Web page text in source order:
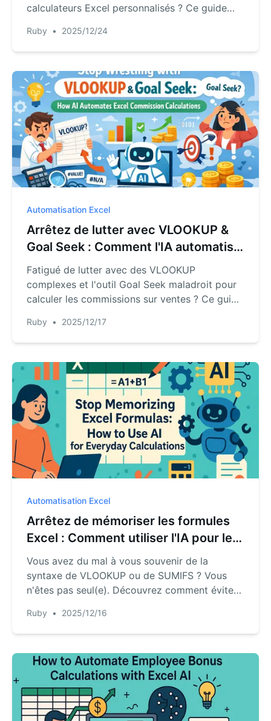
calculateurs Excel personnalisés ? Ce guide
créer un calculateur de prime d'assurance, puis
révèle une méthode beaucoup plus rapide et
RowSpeak. Arrêtez de vous battre avec les
formules et commencez à obtenir des
réponses.
Ruby • 2025/12/24
Automatisation Excel
Arrêtez de lutter avec VLOOKUP &
Goal Seek : Comment l'IA automatise
les calculs de commissions dans
Excel
Fatigué de lutter avec des VLOOKUP
complexes et l'outil Goal Seek maladroit pour
calculer les commissions sur ventes ? Ce guide
tout le processus, des recherches par paliers à
l'optimisation du budget, transformant des
Ruby • 2025/12/17
Automatisation Excel
Arrêtez de mémoriser les formules
Excel : Comment utiliser l'IA pour les
calculs quotidiens
Vous avez du mal à vous souvenir de la
syntaxe de VLOOKUP ou de SUMIFS ? Vous
n'êtes pas seul(e). Découvrez comment éviter
des résultats instantanés dans Excel en posant
simplement des questions à une IA.
Ruby • 2025/12/16